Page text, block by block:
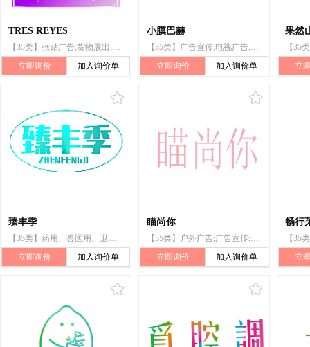
TRES REYES
【35类】张贴广告;货物展出;样品散发;广告宣传本的出版;广告;无线电广告;电视广告;计算机网络上的在线广告;进出口代理;市场营销
立即询价
加入询价单
小膜巴赫
【35类】广告宣传;电视广告;商业管理辅助;市场营销;特许经营的商业管理;人事管理咨询;商业管理咨询;广告;无线电广告;为他人推销
立即询价
加入询价单
果然
立
臻丰季
【35类】药用、兽医用、卫生用制剂和医疗用品的零售服务;广告宣传;会计;广告;人员招聘;为他人推销;进出口代理;无线电广告;计算机网络上的在线广告;工商管理辅助
立即询价
加入询价单
瞄尚你
【35类】户外广告;广告宣传;为零售目的在通讯媒体上展示商品;货物展出;无线电广告;广告片制作;张贴广告;广告;电视广告;计算机网络上的在线广告
立即询价
加入询价单
畅行
立